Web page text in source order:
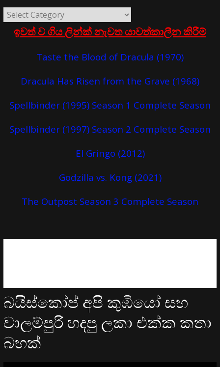
ඉවත් ව ගිය ලින්ක් නැවත යාවත්කාලීන කිරීම්
Taste the Blood of Dracula (1970)
Dracula Has Risen from the Grave (1968)
Spellbinder (1995) Season 1 Complete Season
Spellbinder (1997) Season 2 Complete Season
El Gringo (2012)
Godzilla vs. Kong (2021)
The Outpost Season 3 Complete Season
බයිස්කෝප් අපි කුඹියෝ සහ
වාලම්පුරි හදපු ලකා එක්ක කතා
බහක්